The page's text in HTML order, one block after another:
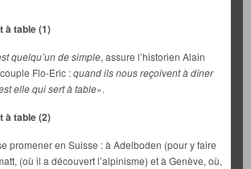
à table (1)
quelqu’un de simple, assure l’historien Alain
Flo-Eric :quand ils nous reçoivent à dîner
elle qui sert à table».
à table (2)
promener en Suisse : à Adelboden (pour y faire
(où il a découvert l’alpinisme) et à Genève, où,